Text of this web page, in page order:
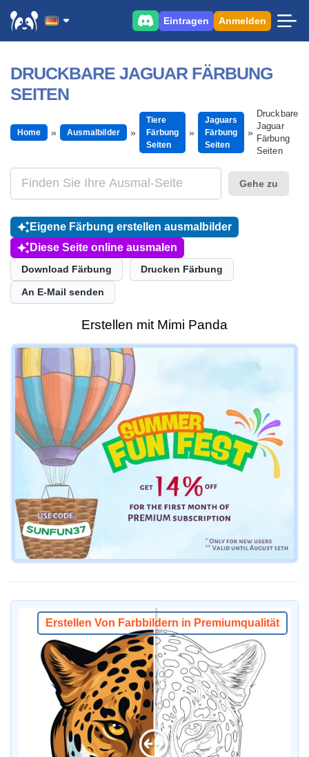
Eintragen Anmelden
DRUCKBARE JAGUAR FÄRBUNG
SEITEN
Home Ausmalbilder
Tiere
Färbung
Seiten
Jaguars
Färbung
Seiten
Druckbare
Jaguar
Färbung
Seiten
Gehe zu
Eigene Färbung erstellen ausmalbilder
Diese Seite online ausmalen
Download Färbung Drucken Färbung
An E-Mail senden
Erstellen mit Mimi Panda
Erstellen Von Farbbildern in Premiumqualität